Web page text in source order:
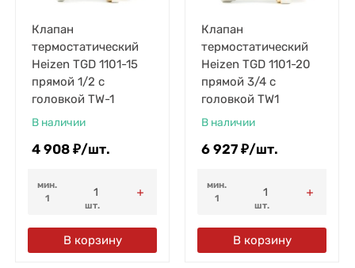
Клапан
термостатический
Heizen TGD 1101-15
прямой 1/2 с
головкой TW-1
В наличии
4 908 ₽/шт.
мин.
1
шт.
В корзину
Клапан
термостатический
Heizen TGD 1101-20
прямой 3/4 с
головкой TW1
В наличии
6 927 ₽/шт.
мин.
1
шт.
В корзину